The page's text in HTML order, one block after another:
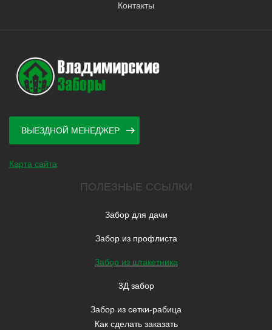
Контакты
ВЫЕЗДНОЙ МЕНЕДЖЕР
Карта сайта
ПОЛЕЗНЫЕ ССЫЛКИ
Забор для дачи
Забор из профлиста
Забор из штакетника
3Д забор
Забор из сетки-рабица
Как сделать заказать